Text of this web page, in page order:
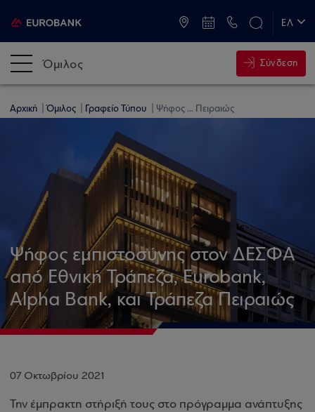
ΕΛ
Όμιλος Σύνδεση
Αρχική Όμιλος Γραφείο Τύπου Ψήφος ... Πειραιώς
Ψήφος εμπιστοσύνης στον ΔΕΣΦΑ
από Εθνική Τράπεζα, Eurobank,
Alpha Bank, και Τράπεζα Πειραιώς
07 Οκτωβρίου 2021
Την έμπρακτη στήριξή τους στο πρόγραμμα ανάπτυξης